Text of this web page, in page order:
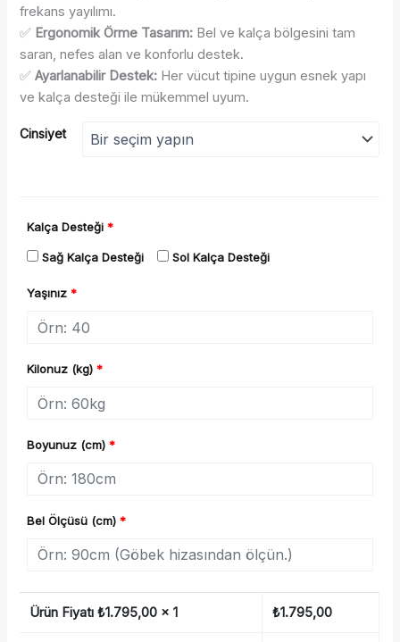
frekans yayılımı.
✅ Ergonomik Örme Tasarım: Bel ve kalça bölgesini tam
saran, nefes alan ve konforlu destek.
✅Ayarlanabilir Destek: Her vücut tipine uygun esnek yapı
ve kalça desteği ile mükemmel uyum.
Cinsiyet
Kalça Desteği *
Sağ Kalça Desteği Sol Kalça Desteği
Yaşınız *
Kilonuz (kg) *
Boyunuz (cm) *
Bel Ölçüsü (cm) *
Ürün Fiyatı ₺1.795,00 x 1 ₺1.795,00